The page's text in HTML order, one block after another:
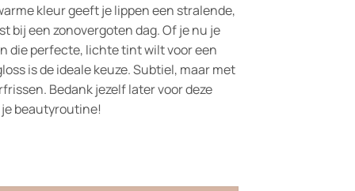
kleur geeft je lippen een stralende,
bij een zonovergoten dag. Of je nu je
die perfecte, lichte tint wilt voor een
is de ideale keuze. Subtiel, maar met
Bedank jezelf later voor deze
beautyroutine!